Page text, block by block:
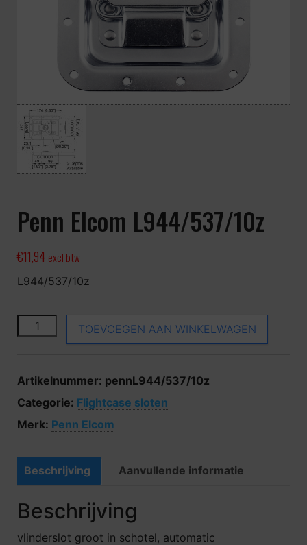
Penn Elcom L944/537/10z
€11,94 excl btw
L944/537/10z
Penn Elcom L944/537/10z aantal
TOEVOEGEN AAN WINKELWAGEN
Artikelnummer: pennL944/537/10z
Categorie: Flightcase sloten
Merk: Penn Elcom
Beschrijving Aanvullende informatie
Beschrijving
vlinderslot groot in schotel, automatic